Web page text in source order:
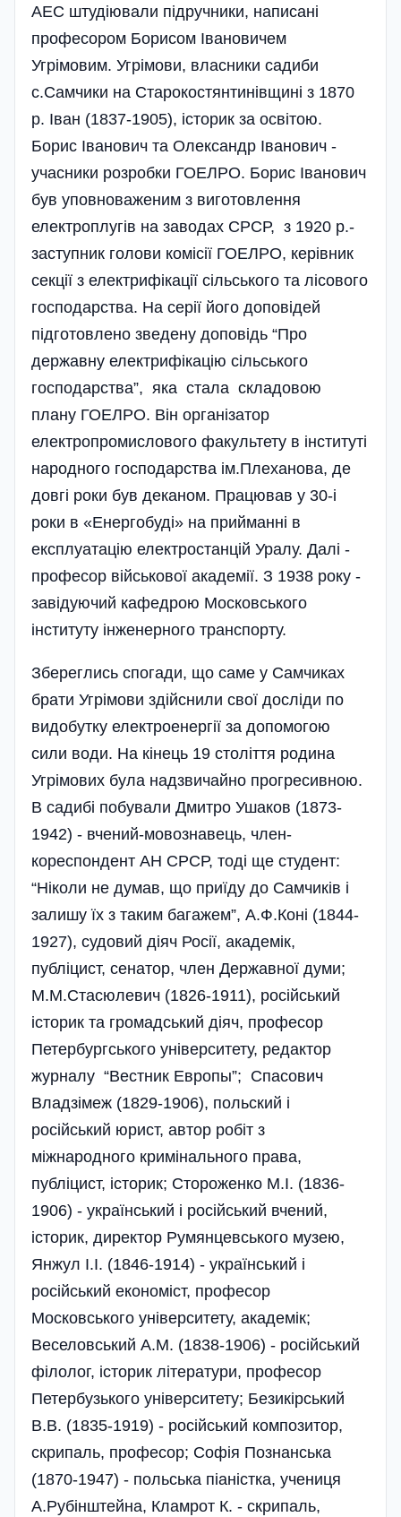
АЕС штудіювали підручники, написані
професором Борисом Івановичем
Угрімовим. Угрімови, власники садиби
с.Самчики на Старокостянтинівщині з 1870
р. Іван (1837-1905), історик за освітою.
Борис Іванович та Олександр Іванович -
учасники розробки ГОЕЛРО. Борис Іванович
був уповноваженим з виготовлення
електроплугів на заводах СРСР, з 1920 р.-
заступник голови комісії ГОЕЛРО, керівник
секції з електрифікації сільського та лісового
господарства. На серії його доповідей
підготовлено зведену доповідь “Про
державну електрифікацію сільського
господарства”, яка стала складовою
плану ГОЕЛРО. Він організатор
електропромислового факультету в інституті
народного господарства ім.Плеханова, де
довгі роки був деканом. Працював у 30-і
роки в «Енергобуді» на прийманні в
експлуатацію електростанцій Уралу. Далі -
професор військової академії. З 1938 року -
завідуючий кафедрою Московського
інституту інженерного транспорту.
Збереглись спогади, що саме у Самчиках
брати Угрімови здійснили свої до­сліди по
видобутку електроенергії за допомогою
сили води. На кінець 19 століття родина
Угрімових була надзвичайно прогресивною.
В садибі побували Дмитро Ушаков (1873-
1942) - вчений-мовознавець, член-
кореспондент АН СРСР, тоді ще студент:
“Ніколи не думав, що приїду до Самчиків і
залишу їх з таким багажем”, А.Ф.Коні (1844-
1927), судовий діяч Росії, академік,
публіцист, сенатор, член Державної думи;
М.М.Стасюлевич (1826-1911), російський
історик та громадський діяч, професор
Петербургського університету, редактор
журналу “Вестник Европы”; Спасович
Владзімеж (1829-1906), польский і
російський юрист, автор робіт з
міжнародного кримінального права,
публіцист, історик; Стороженко М.І. (1836-
1906) - український і російський вчений,
історик, директор Румянцевського музею,
Янжул І.І. (1846-1914) - український і
російський економіст, професор
Московського університету, академік;
Веселовський А.М. (1838-1906) - російський
філолог, історик літератури, професор
Петербузького університету; Безикірський
В.В. (1835-1919) - російський композитор,
скрипаль, професор; Софія Познанська
(1870-1947) - польська піаністка, учениця
А.Рубінштейна, Кламрот К. - скрипаль,